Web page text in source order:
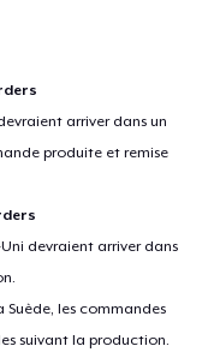
arriver dans un
produite et remise
devraient arriver dans
Suède, les commandes
suivant la production.